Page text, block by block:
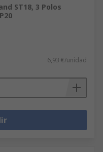
ST18, 3 Polos
6,93 €/unidad